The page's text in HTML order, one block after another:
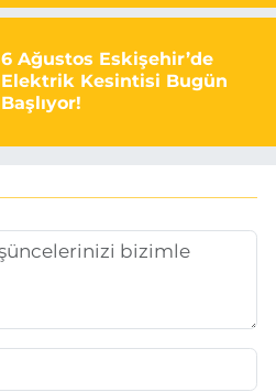
6 Ağustos Eskişehir’de
Elektrik Kesintisi Bugün
Başlıyor!